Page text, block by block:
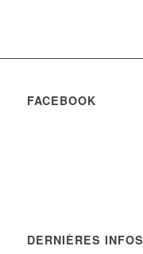
FACEBOOK
DERNIÈRES INFOS